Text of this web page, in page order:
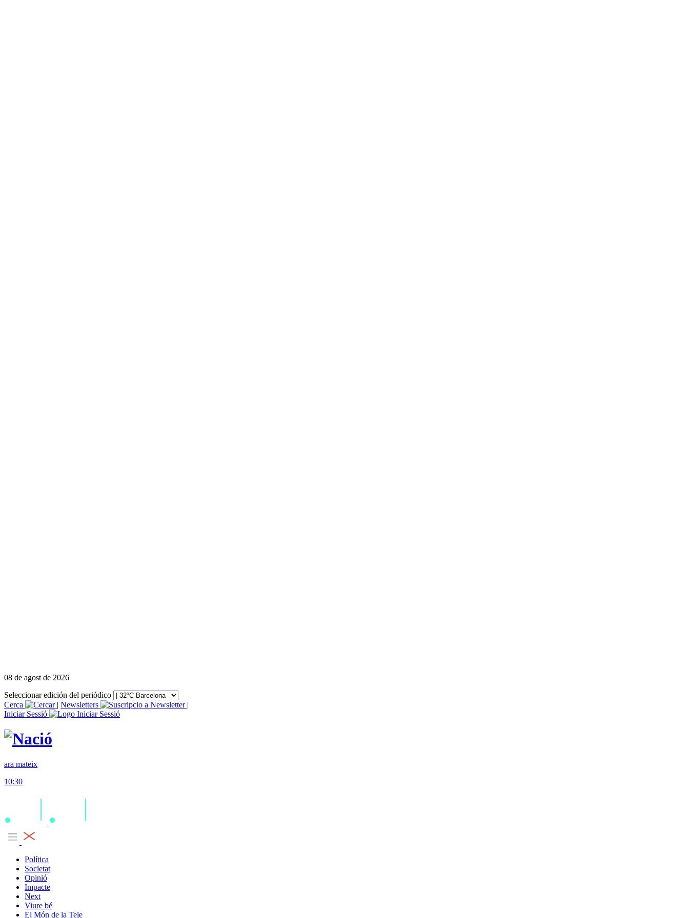
08 de agost de 2026
Seleccionar edición del periódico
Cerca
| Newsletters
|
Iniciar Sessió
ara mateix
10:30
Política
Societat
Opinió
Impacte
Next
Viure bé
El Món de la Tele